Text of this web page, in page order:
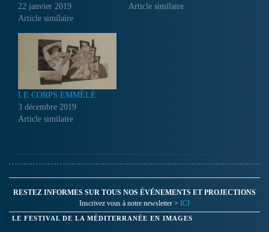
22 janvier 2019
Article similaire
Article similaire
LE CORPS EMMÊLÉ
3 décembre 2019
Article similaire
RESTEZ INFORMES SUR TOUS NOS ÉVÉNEMENTS ET PROJECTIONS
Inscrivez vous à notre newsletter > ICI
LE FESTIVAL DE LA MÉDITERRANÉE EN IMAGES